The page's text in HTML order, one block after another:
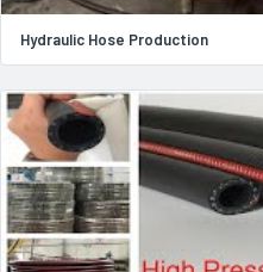
Hydraulic Hose Production